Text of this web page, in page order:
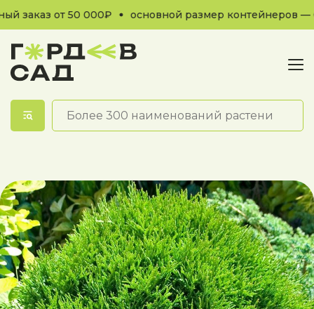
заказ от 50 000₽ основной размер контейнеров —
Обратный звонок